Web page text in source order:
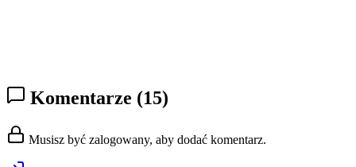
Komentarze (15)
Musisz być zalogowany, aby dodać komentarz.